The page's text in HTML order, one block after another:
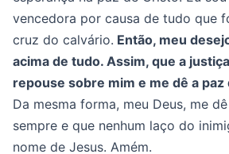
vencedora por causa de tudo que
cruz do calvário. Então, meu
acima de tudo. Assim, que a
repouse sobre mim e me dê a
Da mesma forma, meu Deus, me
sempre e que nenhum laço do
nome de Jesus. Amém.